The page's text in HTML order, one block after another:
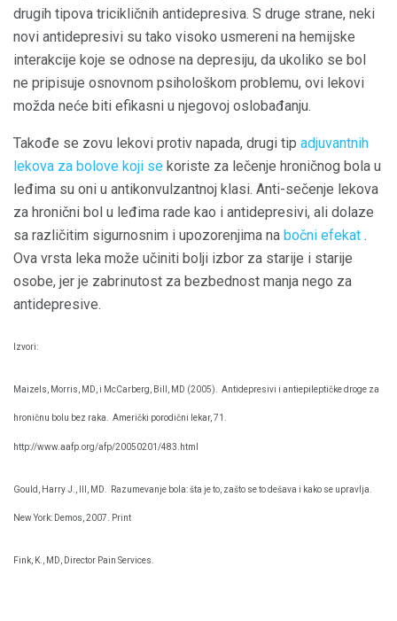
drugih tipova tricikličnih antidepresiva. S druge strane, neki
novi antidepresivi su tako visoko usmereni na hemijske
interakcije koje se odnose na depresiju, da ukoliko se bol
ne pripisuje osnovnom psihološkom problemu, ovi lekovi
možda neće biti efikasni u njegovoj oslobađanju.
Takođe se zovu lekovi protiv napada, drugi tip adjuvantnih
lekova za bolove koji se koriste za lečenje hroničnog bola u
leđima su oni u antikonvulzantnoj klasi. Anti-sečenje lekova
za hronični bol u leđima rade kao i antidepresivi, ali dolaze
sa različitim sigurnosnim i upozorenjima na bočni efekat .
Ova vrsta leka može učiniti bolji izbor za starije i starije
osobe, jer je zabrinutost za bezbednost manja nego za
antidepresive.
Izvori:
Maizels, Morris, MD, i McCarberg, Bill, MD (2005). Antidepresivi i antiepileptičke droge za
hroničnu bolu bez raka. Američki porodični lekar, 71.
http://www.aafp.org/afp/20050201/483.html
Gould, Harry J., III, MD. Razumevanje bola: šta je to, zašto se to dešava i kako se upravlja.
New York: Demos, 2007. Print
Fink, K., MD, Director Pain Services.